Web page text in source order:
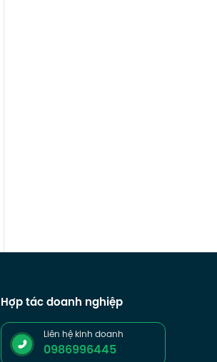
Hợp tác doanh nghiệp
Liên hệ kinh doanh
0986996445